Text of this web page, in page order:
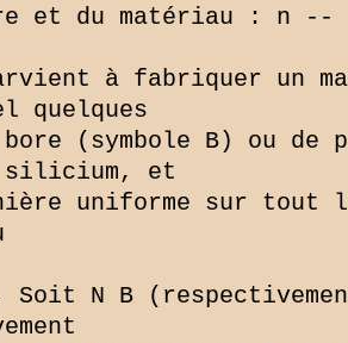
et du matériau : n
à fabriquer un
quelques
bore (symbole B) ou
silicium, et
uniforme sur tout
Soit N B